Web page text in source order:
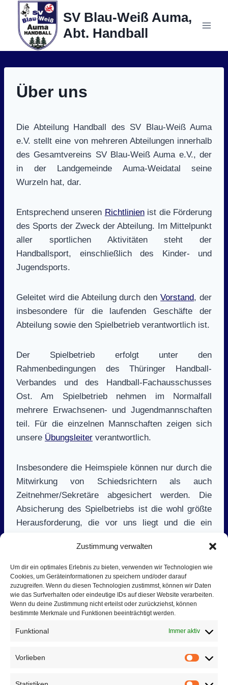
Zustimmung verwalten
Um dir ein optimales Erlebnis zu bieten, verwenden wir Technologien wie
Cookies, um Geräteinformationen zu speichern und/oder darauf
zuzugreifen. Wenn du diesen Technologien zustimmst, können wir Daten
wie das Surfverhalten oder eindeutige IDs auf dieser Website verarbeiten.
Wenn du deine Zustimmung nicht erteilst oder zurückziehst, können
bestimmte Merkmale und Funktionen beeinträchtigt werden.
Funktional Immer aktiv
Vorlieben
springen
SV Blau-Weiß Auma,
Abt. Handball
Über uns
Die Abteilung Handball des SV Blau-Weiß Auma
e.V. stellt eine von mehreren Abteilungen innerhalb
des Gesamtvereins SV Blau-Weiß Auma e.V., der
in der Landgemeinde Auma-Weidatal seine
Wurzeln hat, dar.
Entsprechend unseren Richtlinienist die Förderung
des Sports der Zweck der Abteilung. Im Mittelpunkt
aller sportlichen Aktivitäten steht der
Handballsport, einschließlich des Kinder- und
Jugendsports.
Geleitet wird die Abteilung durch denVorstand, der
insbesondere für die laufenden Geschäfte der
Abteilung sowie den Spielbetrieb verantwortlich ist.
Der Spielbetrieb erfolgt unter den
Rahmenbedingungen des Thüringer Handball-
Verbandes und des Handball-Fachausschusses
Ost. Am Spielbetrieb nehmen im Normalfall
mehrere Erwachsenen- und Jugendmannschaften
teil. Für die einzelnen Mannschaften zeigen sich
unsere Übungsleiter verantwortlich.
Insbesondere die Heimspiele können nur durch die
Mitwirkung von Schiedsrichtern als auch
Zeitnehmer/Sekretäre abgesichert werden. Die
Absicherung des Spielbetriebs ist die wohl größte
Herausforderung, die vor uns liegt und die ein
außerhalb des Spielfeldes erfordert.
Doch nicht nur auf den Hallenboden sind wir aktiv.
Wann immer es möglich ist, versuchen wir als
Abteilung am kulturellen Leben der Landgemeinde
leisten. Die
berichtet von zahlreichen
waren. Insbesondere das von uns in Eigenregie